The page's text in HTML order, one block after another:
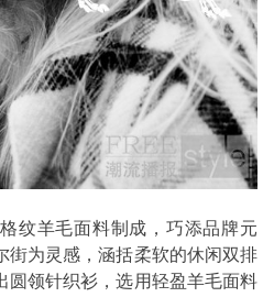
纹羊毛面料制成，巧添品牌元
街为灵感，涵括柔软的休闲双排
圆领针织衫，选用轻盈羊毛面料